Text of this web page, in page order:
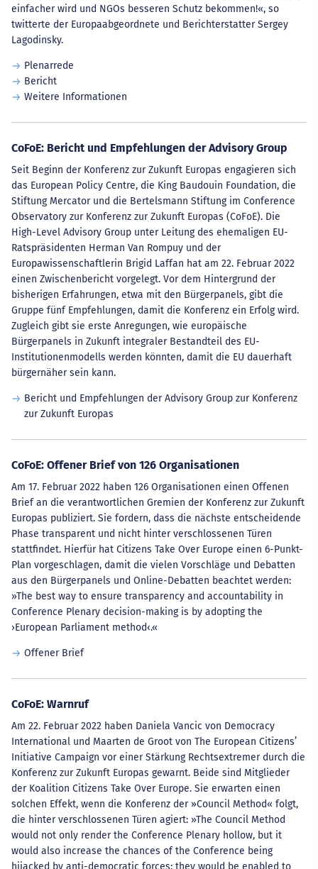
einfacher wird und NGOs besseren Schutz bekommen!«, so
twitterte der Europaabgeordnete und Berichterstatter Sergey
Lagodinsky.
Plenarrede
Bericht
Weitere Informationen
CoFoE: Bericht und Empfehlungen der Advisory Group
Seit Beginn der Konferenz zur Zukunft Europas engagieren sich
das European Policy Centre, die King Baudouin Foundation, die
Stiftung Mercator und die Bertelsmann Stiftung im Conference
Observatory zur Konferenz zur Zukunft Europas (CoFoE). Die
High-Level Advisory Group unter Leitung des ehemaligen EU-
Ratspräsidenten Herman Van Rompuy und der
Europawissenschaftlerin Brigid Laffan hat am 22. Februar 2022
einen Zwischenbericht vorgelegt. Vor dem Hintergrund der
bisherigen Erfahrungen, etwa mit den Bürgerpanels, gibt die
Gruppe fünf Empfehlungen, damit die Konferenz ein Erfolg wird.
Zugleich gibt sie erste Anregungen, wie europäische
Bürgerpanels in Zukunft integraler Bestandteil des EU-
Institutionenmodells werden könnten, damit die EU dauerhaft
bürgernäher sein kann.
Bericht und Empfehlungen der Advisory Group zur Konferenz
zur Zukunft Europas
CoFoE: Offener Brief von 126 Organisationen
Am 17. Februar 2022 haben 126 Organisationen einen Offenen
Brief an die verantwortlichen Gremien der Konferenz zur Zukunft
Europas publiziert. Sie fordern, dass die nächste entscheidende
Phase transparent und nicht hinter verschlossenen Türen
stattfindet. Hierfür hat Citizens Take Over Europe einen 6-Punkt-
Plan vorgeschlagen, damit die vielen Vorschläge und Debatten
aus den Bürgerpanels und Online-Debatten beachtet werden:
»The best way to ensure transparency and accountability in
Conference Plenary decision-making is by adopting the
›European Parliament method‹.«
Offener Brief
CoFoE: Warnruf
Am 22. Februar 2022 haben Daniela Vancic von Democracy
International und Maarten de Groot von The European Citizens’
Initiative Campaign vor einer Stärkung Rechtsextremer durch die
Konferenz zur Zukunft Europas gewarnt. Beide sind Mitglieder
der Koalition Citizens Take Over Europe. Sie erwarten einen
solchen Effekt, wenn die Konferenz der »Council Method« folgt,
die hinter verschlossenen Türen agiert: »The Council Method
would not only render the Conference Plenary hollow, but it
would also increase the chances of the Conference being
hijacked by anti-democratic forces: they would be enabled to